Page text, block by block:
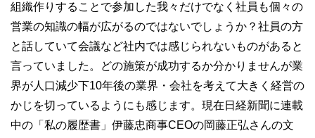
組織作りすることで参加した我々だけでなく社員も個々の
営業の知識の幅が広がるのではないでしょうか？社員の方
と話していて会議など社内では感じられないものがあると
言っていました。どの施策が成功するか分かりませんが業
界が人口減少下10年後の業界・会社を考えて大きく経営の
かじを切っているようにも感じます。現在日経新聞に連載
中の「私の履歴書」伊藤忠商事CEOの岡藤正弘さんの文